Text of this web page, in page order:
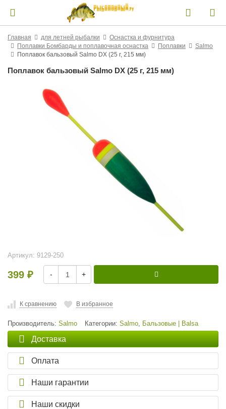
Главная для летней рыбалки
Оснастка и фурнитура
Поплавки Бомбарды и поплавочная оснастка
Поплавки
Salmo
Поплавок бальзовый Salmo DX (25 г, 215 мм)
Поплавок бальзовый Salmo DX (25 г, 215 мм)
Артикул: 9129-250
399 ₽ - +
К сравнению В избранное
Производитель: Salmo Категории: Salmo, Бальзовые | Balsa
Доставка
Оплата
Наши гарантии
Наши скидки